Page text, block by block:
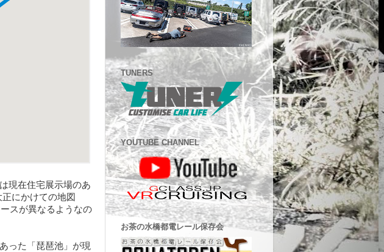
現在住宅展示場のあ
にかけての地図
スが異なるようなの
った「琵琶池」が現
TUNERS
YOUTUBE CHANNEL
お茶の水橋都電レール保存会